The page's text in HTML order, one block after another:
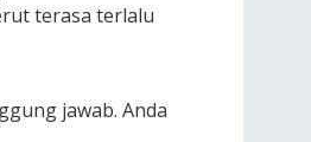
terasa terlalu
jawab. Anda